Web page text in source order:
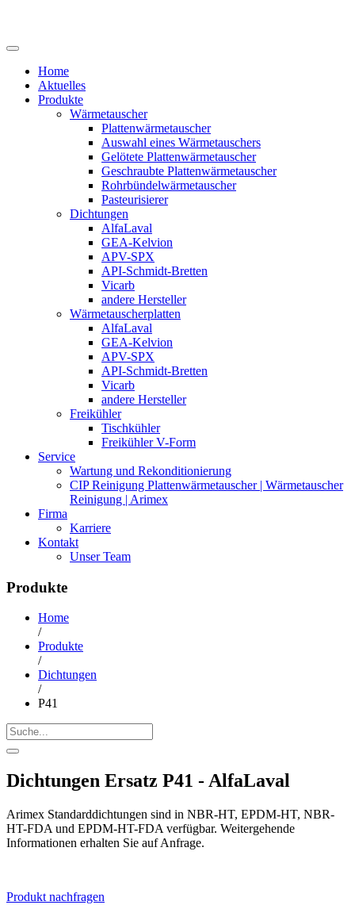
Home
Aktuelles
Produkte
Wärmetauscher
Plattenwärmetauscher
Auswahl eines Wärmetauschers
Gelötete Plattenwärmetauscher
Geschraubte Plattenwärmetauscher
Rohrbündelwärmetauscher
Pasteurisierer
Dichtungen
AlfaLaval
GEA-Kelvion
APV-SPX
API-Schmidt-Bretten
Vicarb
andere Hersteller
Wärmetauscherplatten
AlfaLaval
GEA-Kelvion
APV-SPX
API-Schmidt-Bretten
Vicarb
andere Hersteller
Freikühler
Tischkühler
Freikühler V-Form
Service
Wartung und Rekonditionierung
CIP Reinigung Plattenwärmetauscher | Wärmetauscher
Reinigung | Arimex
Firma
Karriere
Kontakt
Unser Team
Produkte
Home
/
Produkte
/
Dichtungen
/
P41
Dichtungen Ersatz P41 - AlfaLaval
Arimex Standarddichtungen sind in NBR-HT, EPDM-HT, NBR-
HT-FDA und EPDM-HT-FDA verfügbar. Weitergehende
Informationen erhalten Sie auf Anfrage.
Produkt nachfragen